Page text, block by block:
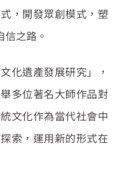
，開發眾創模式，塑
之路。
化遺產發展研究」，
多位著名大師作品對
文化作為當代社會中
索，運用新的形式在